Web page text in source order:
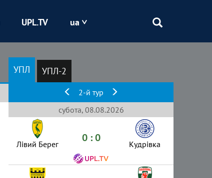
Кривбас
Оболонь
UPL.TV ua
УПЛ УПЛ-2
2-й тур
субота, 08.08.2026
Лівий Берег 0 : 0 Кудрівка